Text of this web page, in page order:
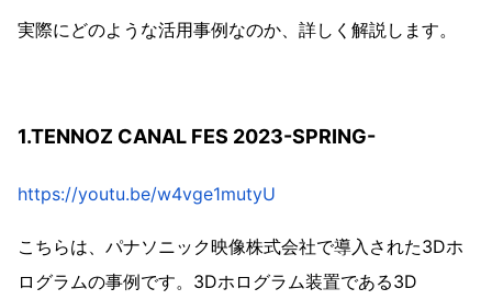
実際にどのような活用事例なのか、詳しく解説します。
1.TENNOZ CANAL FES 2023-SPRING-
https://youtu.be/w4vge1mutyU
こちらは、パナソニック映像株式会社で導入された3Dホ
ログラムの事例です。3Dホログラム装置である3D